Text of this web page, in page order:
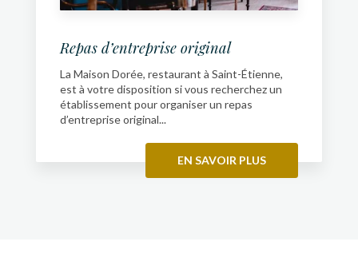
Repas d’entreprise original
La Maison Dorée, restaurant à Saint-Étienne,
est à votre disposition si vous recherchez un
établissement pour organiser un repas
d’entreprise original...
EN SAVOIR PLUS